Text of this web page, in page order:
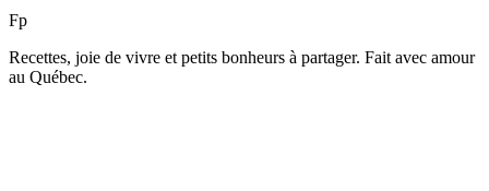
Fp
Recettes, joie de vivre et petits bonheurs à partager. Fait avec amour
au Québec.